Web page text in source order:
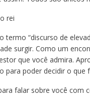
rei
termo “discurso de
surgir. Como um
que você admira.
para poder decidir o que
falar sobre você com